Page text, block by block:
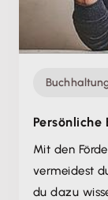
Mit den
vermeidest
du dazu